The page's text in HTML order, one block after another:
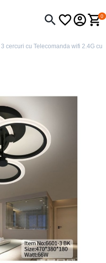
0
3 cercuri cu Telecomanda wifi 2.4G